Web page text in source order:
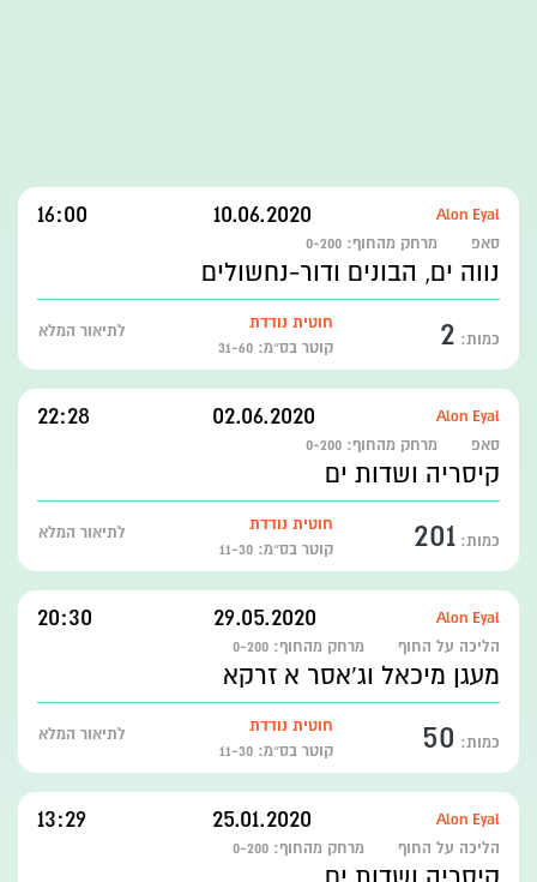
Alon Eyal
10.06.2020
16:00
סאפ מרחק מהחוף: 0-200
נווה ים, הבונים ודור-נחשולים
כמות: 2
חוטית נודדת
קוטר בס״מ: 31-60
לתיאור המלא
Alon Eyal
02.06.2020
22:28
סאפ מרחק מהחוף: 0-200
קיסריה ושדות ים
כמות: 201
חוטית נודדת
קוטר בס״מ: 11-30
לתיאור המלא
Alon Eyal
29.05.2020
20:30
הליכה על החוף מרחק מהחוף: 0-200
מעגן מיכאל וג'אסר א זרקא
כמות: 50
חוטית נודדת
קוטר בס״מ: 11-30
לתיאור המלא
Alon Eyal
25.01.2020
13:29
הליכה על החוף מרחק מהחוף: 0-200